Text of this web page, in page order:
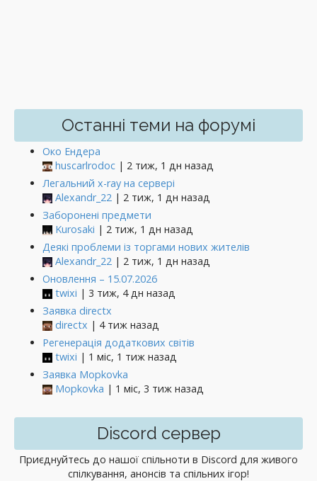
Останні теми на форумі
Око Ендера
huscarlrodoc | 2 тиж, 1 дн назад
Легальний x-ray на сервері
Alexandr_22 | 2 тиж, 1 дн назад
Заборонені предмети
Kurosaki | 2 тиж, 1 дн назад
Деякі проблеми із торгами нових жителів
Alexandr_22 | 2 тиж, 1 дн назад
Оновлення – 15.07.2026
twixi | 3 тиж, 4 дн назад
Заявка directx
directx | 4 тиж назад
Регенерація додаткових світів
twixi | 1 міс, 1 тиж назад
Заявка Mopkovka
Mopkovka | 1 міс, 3 тиж назад
Discord сервер
Приєднуйтесь до нашої спільноти в Discord для живого
спілкування, анонсів та спільних ігор!